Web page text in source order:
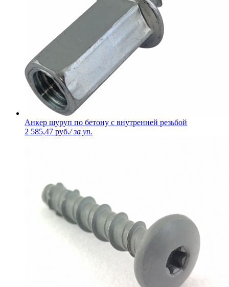
Анкер шуруп по бетону с внутренней резьбой
2 585,47 руб./ за уп.